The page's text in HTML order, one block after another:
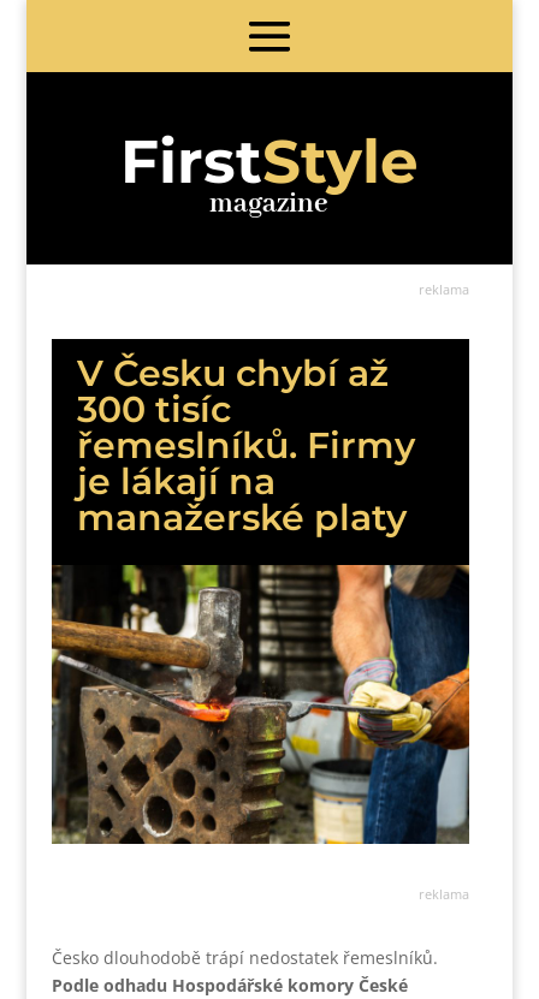
FirstStyle
magazine
reklama
V Česku chybí až
300 tisíc
řemeslníků. Firmy
je lákají na
manažerské platy
reklama
Česko dlouhodobě trápí nedostatek řemeslníků.
Podle odhadu Hospodářské komory České